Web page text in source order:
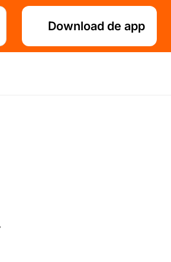
Download de app